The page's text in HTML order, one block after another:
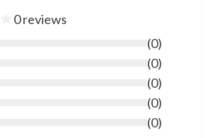
0 reviews
(0)
(0)
(0)
(0)
(0)